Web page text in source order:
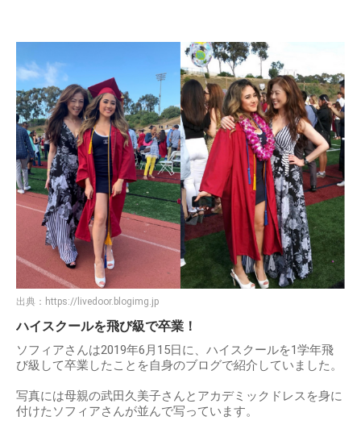
出典： https://livedoor.blogimg.jp
ハイスクールを飛び級で卒業！
ソフィアさんは2019年6月15日に、ハイスクールを1学年飛
び級して卒業したことを自身のブログで紹介していました。
写真には母親の武田久美子さんとアカデミックドレスを身に
付けたソフィアさんが並んで写っています。